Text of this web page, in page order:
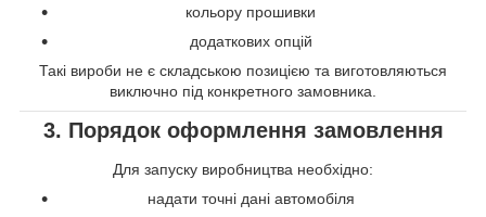
кольору прошивки
додаткових опцій
Такі вироби не є складською позицією та виготовляються
виключно під конкретного замовника.
3. Порядок оформлення замовлення
Для запуску виробництва необхідно:
надати точні дані автомобіля